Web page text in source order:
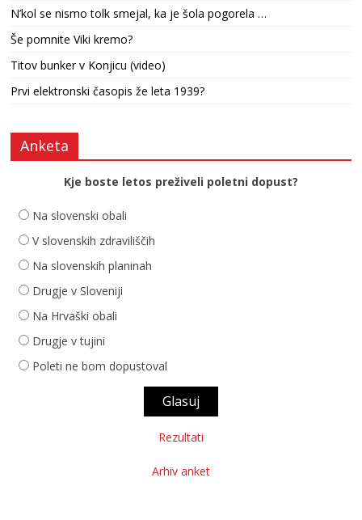
N’kol se nismo tolk smejal, ka je šola pogorela …
Še pomnite Viki kremo?
Titov bunker v Konjicu (video)
Prvi elektronski časopis že leta 1939?
Anketa
Kje boste letos preživeli poletni dopust?
Na slovenski obali
V slovenskih zdraviliščih
Na slovenskih planinah
Drugje v Sloveniji
Na Hrvaški obali
Drugje v tujini
Poleti ne bom dopustoval
Rezultati
Arhiv anket